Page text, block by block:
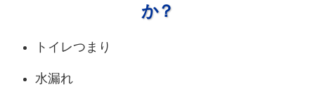
か？
トイレつまり
水漏れ